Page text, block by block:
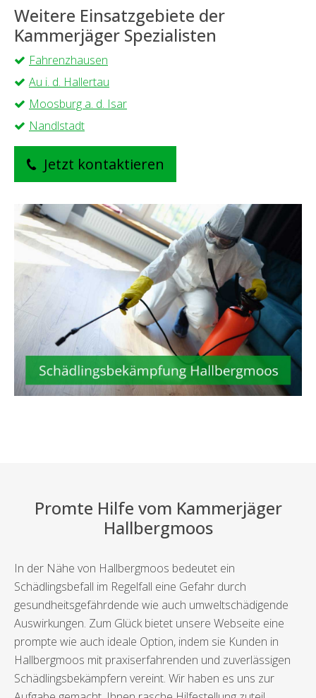
Weitere Einsatzgebiete der
Kammerjäger Spezialisten
Fahrenzhausen
Au i. d. Hallertau
Moosburg a. d. Isar
Nandlstadt
Jetzt kontaktieren
Promte Hilfe vom Kammerjäger
Hallbergmoos
In der Nähe von Hallbergmoos bedeutet ein
Schädlingsbefall im Regelfall eine Gefahr durch
gesundheitsgefährdende wie auch umweltschädigende
Auswirkungen. Zum Glück bietet unsere Webseite eine
prompte wie auch ideale Option, indem sie Kunden in
Hallbergmoos mit praxiserfahrenden und zuverlässigen
Schädlingsbekämpfern vereint. Wir haben es uns zur